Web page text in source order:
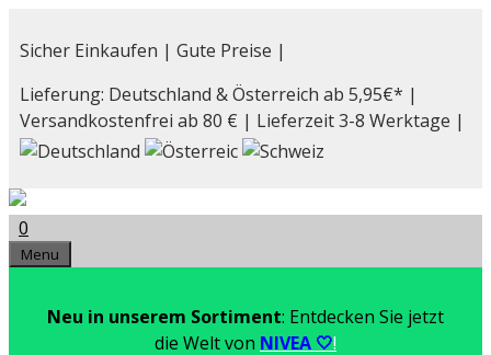
Inhalt
Sicher Einkaufen | Gute Preise |
Lieferung: Deutschland & Österreich ab 5,95€* |
Versandkostenfrei ab 80 € | Lieferzeit 3-8 Werktage |
0
Menu
Neu in unserem Sortiment: Entdecken Sie jetzt
die Welt von NIVEA 🤍!